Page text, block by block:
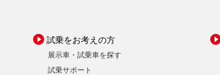
試乗をお考えの方
展示車・試乗車を探す
試乗サポート